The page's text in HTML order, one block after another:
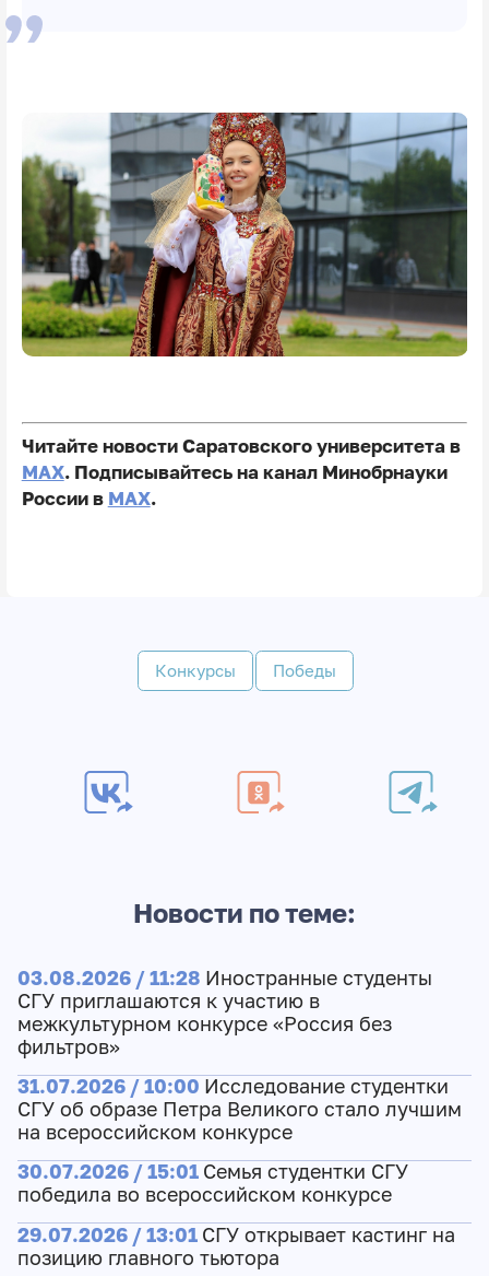
Читайте новости Саратовского университета в
MAX. Подписывайтесь на канал Минобрнауки
России в MAX.
Конкурсы Победы
Новости по теме:
03.08.2026 / 11:28 Иностранные студенты
СГУ приглашаются к участию в
межкультурном конкурсе «Россия без
фильтров»
31.07.2026 / 10:00 Исследование студентки
СГУ об образе Петра Великого стало лучшим
на всероссийском конкурсе
30.07.2026 / 15:01 Семья студентки СГУ
победила во всероссийском конкурсе
29.07.2026 / 13:01 СГУ открывает кастинг на
позицию главного тьютора